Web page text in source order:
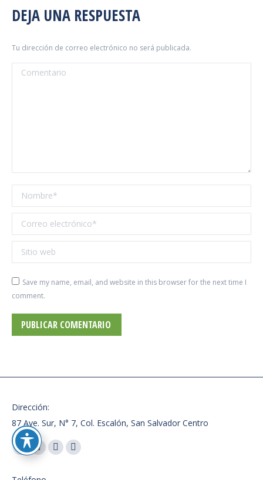
DEJA UNA RESPUESTA
Tu dirección de correo electrónico no será publicada.
Comentario
Nombre *
Correo electrónico *
Sitio web
Save my name, email, and website in this browser for the next time I
comment.
PUBLICAR COMENTARIO
Dirección:
87 Ave. Sur, N° 7, Col. Escalón, San Salvador Centro
Encuéntranos en:
Facebook
X
InstagramWhatsapp